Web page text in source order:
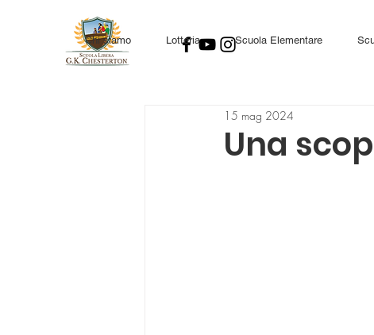
Chi siamo Lotteria Scuola Elementare
Una
15 mag 2024